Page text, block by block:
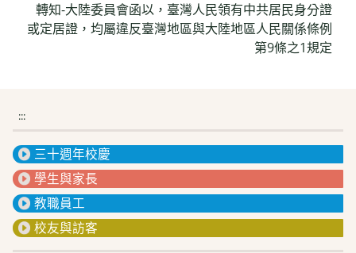
轉知-大陸委員會函以，臺灣人民領有中共居民身分證
或定居證，均屬違反臺灣地區與大陸地區人民關係條例
第9條之1規定
:::
三十週年校慶
學生與家長
教職員工
校友與訪客